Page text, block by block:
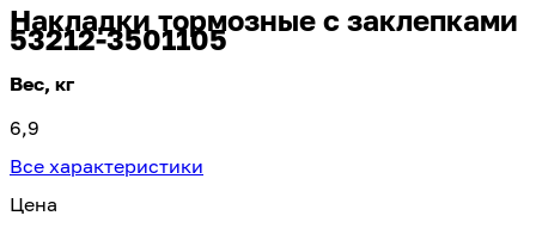
Накладки тормозные с заклепками
53212-3501105
Вес, кг
6,9
Все характеристики
Цена